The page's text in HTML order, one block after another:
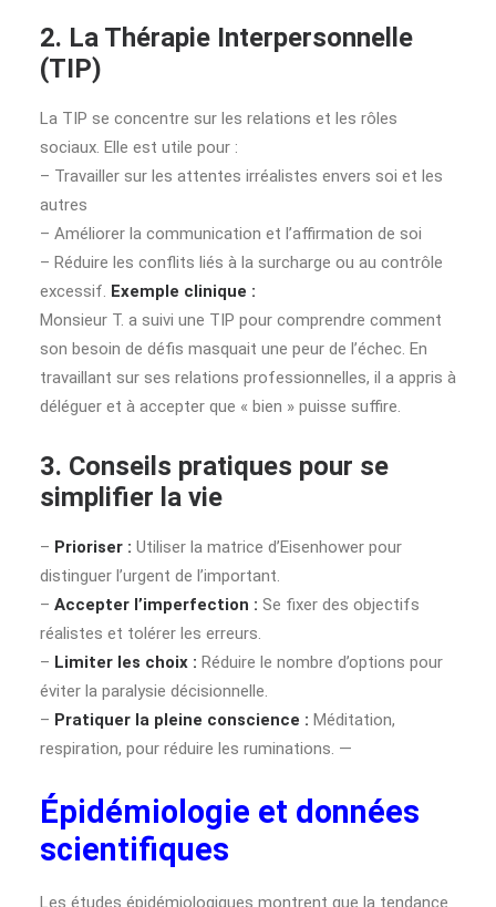
2. La Thérapie Interpersonnelle
(TIP)
La TIP se concentre sur les relations et les rôles
sociaux. Elle est utile pour :
– Travailler sur les attentes irréalistes envers soi et les
autres
– Améliorer la communication et l’affirmation de soi
– Réduire les conflits liés à la surcharge ou au contrôle
excessif. Exemple clinique :
Monsieur T. a suivi une TIP pour comprendre comment
son besoin de défis masquait une peur de l’échec. En
travaillant sur ses relations professionnelles, il a appris à
déléguer et à accepter que « bien » puisse suffire.
3. Conseils pratiques pour se
simplifier la vie
– Prioriser : Utiliser la matrice d’Eisenhower pour
distinguer l’urgent de l’important.
– Accepter l’imperfection : Se fixer des objectifs
réalistes et tolérer les erreurs.
– Limiter les choix : Réduire le nombre d’options pour
éviter la paralysie décisionnelle.
– Pratiquer la pleine conscience : Méditation,
respiration, pour réduire les ruminations. —
Épidémiologie et données
scientifiques
Les études épidémiologiques montrent que la tendance